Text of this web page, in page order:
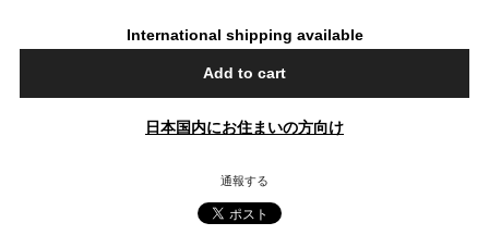
International shipping available
Add to cart
日本国内にお住まいの方向け
通報する